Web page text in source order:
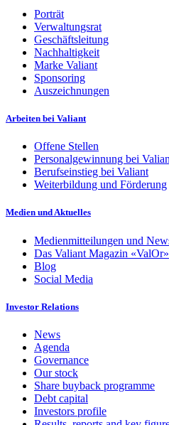
Porträt
Verwaltungsrat
Geschäftsleitung
Nachhaltigkeit
Marke Valiant
Sponsoring
Auszeichnungen
Arbeiten bei Valiant
Offene Stellen
Personalgewinnung bei
Berufseinstieg bei Valiant
Weiterbildung und Förderung
Medien und Aktuelles
Medienmitteilungen und
Das Valiant Magazin «ValOr»
Blog
Social Media
Investor Relations
News
Agenda
Governance
Our stock
Share buyback programme
Debt capital
Investors profile